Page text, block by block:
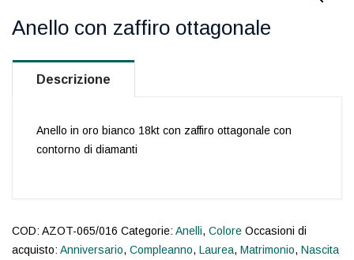
Anello con zaffiro ottagonale
Descrizione
Anello in oro bianco 18kt con zaffiro ottagonale con
contorno di diamanti
COD: AZOT-065/016 Categorie: Anelli, Colore Occasioni di
acquisto: Anniversario, Compleanno, Laurea, Matrimonio, Nascita